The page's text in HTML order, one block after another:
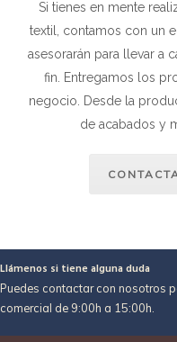
Si tienes en mente
textil, contamos con un
asesorarán para llevar a
fin. Entregamos los
negocio. Desde la
de acabados y
Llámenos si tiene alguna duda
Puedes contactar con nosotros
comercial de 9:00h a 15:00h.